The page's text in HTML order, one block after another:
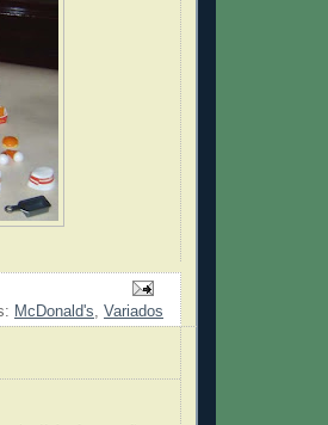
McDonald's, Variados